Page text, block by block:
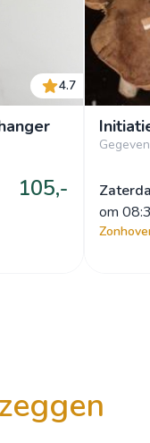
4.7
105,-
om